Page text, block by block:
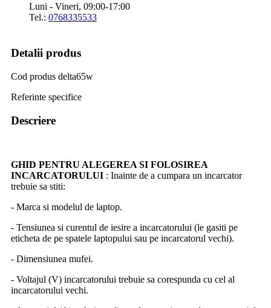
Luni - Vineri, 09:00-17:00
Tel.: 0768335533
Detalii produs
Cod produs delta65w
Referinte specifice
Descriere
GHID PENTRU ALEGEREA SI FOLOSIREA
INCARCATORULUI : Inainte de a cumpara un incarcator
trebuie sa stiti:
- Marca si modelul de laptop.
- Tensiunea si curentul de iesire a incarcatorului (le gasiti pe
eticheta de pe spatele laptopului sau pe incarcatorul vechi).
- Dimensiunea mufei.
- Voltajul (V) incarcatorului trebuie sa corespunda cu cel al
incarcatorului vechi.